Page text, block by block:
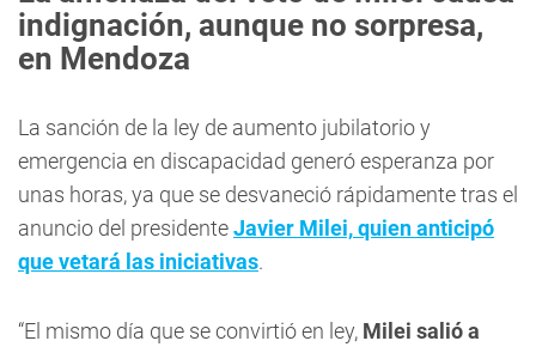
indignación, aunque no sorpresa,
en Mendoza
La sanción de la ley de aumento jubilatorio y
emergencia en discapacidad generó esperanza por
unas horas, ya que se desvaneció rápidamente tras el
anuncio del presidenteJavier Milei,quien anticipó
que vetará las iniciativas.
“El mismo día que se convirtió en ley, Milei salió a